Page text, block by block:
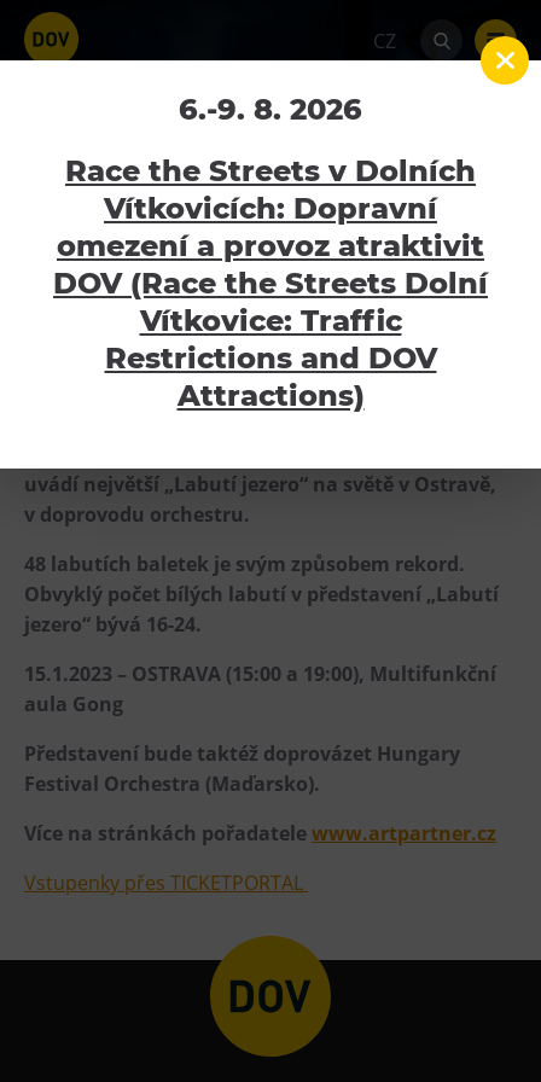
CZ
INTERNATIONAL
FESTIVAL BALLET: Labutí
jezero
Home Kalendář akcí
INTERNATIONAL
FESTIVAL BALLET: Labutí jezero
15.1.2023 - 15.1.2023
Atraktivity
Bolt Tower
Velký svět techniky
Malý svět techniky U6
Gong
Galerie Gong
Heligonka
HopJump
Národní zemědělské muzeum
FUTUREUM
Prohlídky
Dolní Vítkovice
Kavárna Velký Svět techniky
uvádí největší „Labutí jezero“ na světě v Ostravě,
v doprovodu orchestru.
48 labutích baletek je svým způsobem rekord.
Obvyklý počet bílých labutí v představení „Labutí
jezero“ bývá 16-24.
15.1.2023 – OSTRAVA (15:00 a 19:00), Multifunkční
aula Gong
Představení bude taktéž doprovázet Hungary
Festival Orchestra (Maďarsko).
Více na stránkách pořadatelewww.artpartner.cz
Vstupenky přes TICKETPORTAL
6.-9. 8. 2026
Race the Streets v Dolních
Vítkovicích: Dopravní
omezení a provoz atraktivit
DOV (Race the Streets Dolní
Vítkovice: Traffic
Restrictions and DOV
Attractions)